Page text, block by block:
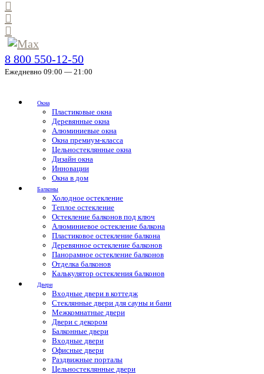
8 800 550-12-50
Ежедневно 09:00 — 21:00
Окна
Пластиковые окна
Деревянные окна
Алюминиевые окна
Окна премиум-класса
Цельностеклянные окна
Дизайн окна
Инновации
Окна в дом
Балконы
Холодное остекление
Теплое остекление
Остекление балконов под ключ
Алюминиевое остекление балкона
Пластиковое остекление балкона
Деревянное остекление балконов
Панорамное остекление балконов
Отделка балконов
Калькулятор остекления балконов
Двери
Входные двери в коттедж
Стеклянные двери для сауны и бани
Межкомнатные двери
Двери с декором
Балконные двери
Входные двери
Офисные двери
Раздвижные порталы
Цельностеклянные двери